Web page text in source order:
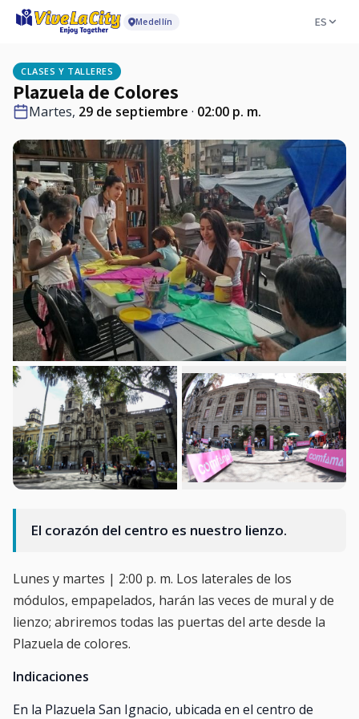
Medellín ES
CLASES Y TALLERES
Plazuela de Colores
Martes, 29 de septiembre · 02:00 p. m.
El corazón del centro es nuestro lienzo.
Lunes y martes | 2:00 p. m. Los laterales de los
módulos, empapelados, harán las veces de mural y de
lienzo; abriremos todas las puertas del arte desde la
Plazuela de colores.
Indicaciones
En la Plazuela San Ignacio, ubicada en el centro de